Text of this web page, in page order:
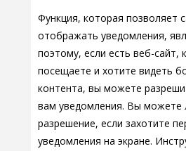
Функция, которая позволяет
отображать уведомления,
поэтому, если есть веб-сайт,
посещаете и хотите видеть
контента, вы можете
вам уведомления. Вы можете
разрешение, если захотите
уведомления на экране.